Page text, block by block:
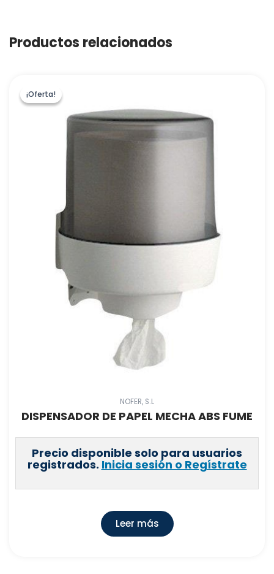
Productos relacionados
¡Oferta!
¡Oferta!
NOFER, S.L
DISPENSADOR DE PAPEL MECHA ABS FUME
Precio disponible solo para usuarios
registrados. Inicia sesión o Regístrate
Leer más